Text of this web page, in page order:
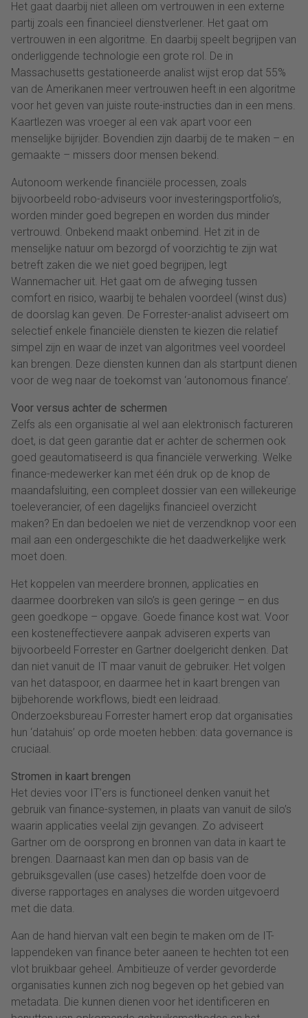
Het gaat daarbij niet alleen om vertrouwen in een externe
partij zoals een financieel dienstverlener. Het gaat om
vertrouwen in een algoritme. En daarbij speelt begrijpen van
onderliggende technologie een grote rol. De in
Massachusetts gestationeerde analist wijst erop dat 55%
van de Amerikanen meer vertrouwen heeft in een algoritme
voor het geven van juiste route-instructies dan in een mens.
Kaartlezen was vroeger al een vak apart voor een
menselijke bijrijder. Bovendien zijn daarbij de te maken – en
gemaakte – missers door mensen bekend.
Autonoom werkende financiële processen, zoals
bijvoorbeeld robo-adviseurs voor investeringsportfolio’s,
worden minder goed begrepen en worden dus minder
vertrouwd. Onbekend maakt onbemind. Het zit in de
menselijke natuur om bezorgd of voorzichtig te zijn wat
betreft zaken die we niet goed begrijpen, legt
Wannemacher uit. Het gaat om de afweging tussen
comfort en risico, waarbij te behalen voordeel (winst dus)
de doorslag kan geven. De Forrester-analist adviseert om
selectief enkele financiële diensten te kiezen die relatief
simpel zijn en waar de inzet van algoritmes veel voordeel
kan brengen. Deze diensten kunnen dan als startpunt dienen
voor de weg naar de toekomst van ‘autonomous finance’.
Voor versus achter de schermen
Zelfs als een organisatie al wel aan elektronisch factureren
doet, is dat geen garantie dat er achter de schermen ook
goed geautomatiseerd is qua financiële verwerking. Welke
finance-medewerker kan met één druk op de knop de
maandafsluiting, een compleet dossier van een willekeurige
toeleverancier, of een dagelijks financieel overzicht
maken? En dan bedoelen we niet de verzendknop voor een
mail aan een ondergeschikte die het daadwerkelijke werk
moet doen.
Het koppelen van meerdere bronnen, applicaties en
daarmee doorbreken van silo’s is geen geringe – en dus
geen goedkope – opgave. Goede finance kost wat. Voor
een kosteneffectievere aanpak adviseren experts van
bijvoorbeeld Forrester en Gartner doelgericht denken. Dat
dan niet vanuit de IT maar vanuit de gebruiker. Het volgen
van het dataspoor, en daarmee het in kaart brengen van
bijbehorende workflows, biedt een leidraad.
Onderzoeksbureau Forrester hamert erop dat organisaties
hun ‘datahuis’ op orde moeten hebben: data governance is
cruciaal.
Stromen in kaart brengen
Het devies voor IT’ers is functioneel denken vanuit het
gebruik van finance-systemen, in plaats van vanuit de silo’s
waarin applicaties veelal zijn gevangen. Zo adviseert
Gartner om de oorsprong en bronnen van data in kaart te
brengen. Daarnaast kan men dan op basis van de
gebruiksgevallen (use cases) hetzelfde doen voor de
diverse rapportages en analyses die worden uitgevoerd
met die data.
Aan de hand hiervan valt een begin te maken om de IT-
lappendeken van finance beter aaneen te hechten tot een
vlot bruikbaar geheel. Ambitieuze of verder gevorderde
organisaties kunnen zich nog begeven op het gebied van
metadata. Die kunnen dienen voor het identificeren en